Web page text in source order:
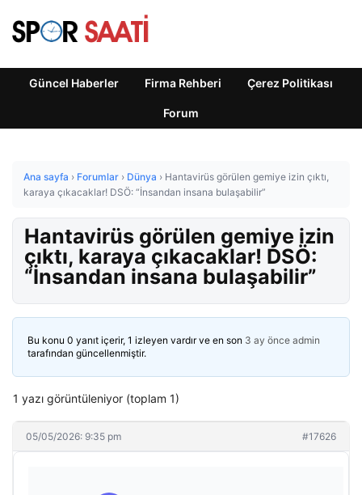
Güncel Haberler Firma Rehberi Çerez Politikası
Forum
Ana sayfa › Forumlar › Dünya › Hantavirüs görülen gemiye izin çıktı,
karaya çıkacaklar! DSÖ: “İnsandan insana bulaşabilir”
Hantavirüs görülen gemiye izin
çıktı, karaya çıkacaklar! DSÖ:
“İnsandan insana bulaşabilir”
Bu konu 0 yanıt içerir, 1 izleyen vardır ve en son 3 ay önce admin
tarafından güncellenmiştir.
1 yazı görüntüleniyor (toplam 1)
05/05/2026: 9:35 pm #17626